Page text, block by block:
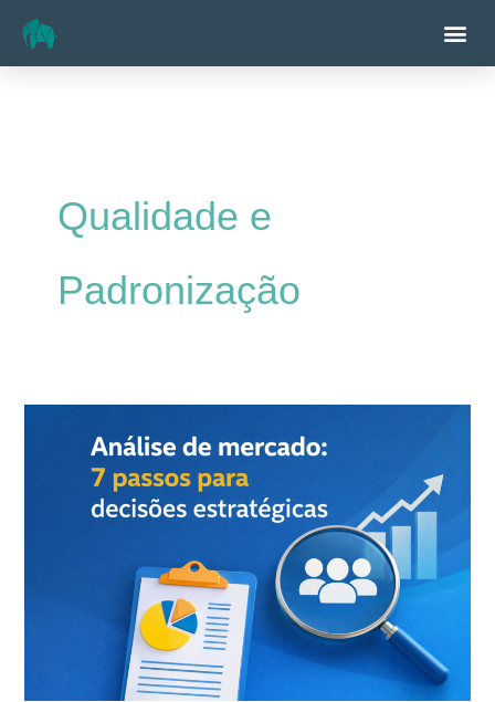
para
Qualidade e
Padronização